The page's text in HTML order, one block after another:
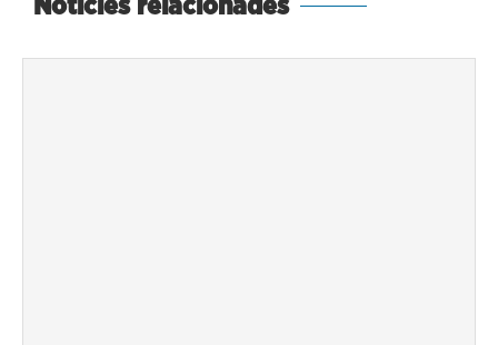
Notícies relacionades